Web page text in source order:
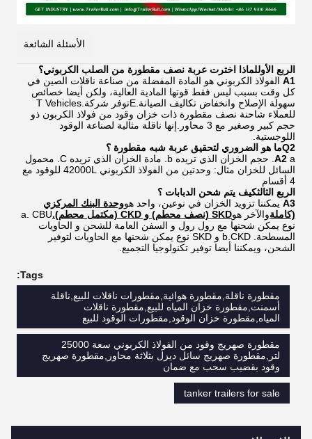
الأسئلة الشائعة
الربع الأوللماذا اخترت عربة نصف مقطورة من الصلب الكربوني؟
A1 الفولاذ الكربوني هو المادة المفضلة من صناعة ناقلات الصين في
كل وقت بسبب ليس فقط قوتها المادية العالية، ولكن أيضا خصائص
سهولة الإصلاح وانخفاض تكاليف الصيانة.Eتوفر شركة.T Vehicles
للعملاء شاحنة نصف مقطورة ذات خزان وقود من فولاذ الكربون ذو
حجم كبير وصغير مع 3 محاور.إنها ناقلة مثالية لصناعة الوقود
اللوجستية.
Q2ما هو الضروري لتحقيق عربة شبه مقطورة ؟
A2
a. حجم الخزان الذي تريده b. مادة الخزان الذي تريده C. محمول
السائل للخزان مثال: وحدتين من الفولاذ الكربوني 42000L للوقود مع
4 أقسام
الربع الثالثكيف يتم شحن الدبابات ؟
A3 يمكننا تزويد الخزان في نوعين، واحد هووحدة البنك المركزي
(كاملةوالآخر هوSKD (نصف محطم) و CKD (مكتمل محطم).
a. CBU
نوع يمكن شحنها مع رول رول و السفن العامة للشحن و الحاويات
المسطحة. b.CKD و SKD نوع يمكن شحنها مع الحاويات لتوفير
الشحن، ويمكننا أيضا توفير تكنولوجيا التجميع.
Tags:
مقطورة ناقلة,مقطورة هوائية,مقطورات ناقلات للبيع,ناقلة
أسمنت,مقطورة خزان المياه للبيع,مقطورة ناقلات
المياه,مقطورة خزان الوقود,مقطورات الوقود للبيع
مقطورة صهريج وقود من الفولاذ الكربوني سعة 25000
لتر,مقطورة صهريج سائل ديزل بثلاثة محاور,مقطورة صهريج
وقود بقضيب سحب مع ضمان
tanker trailers for sale